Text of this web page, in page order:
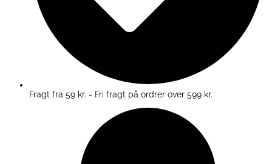
Fragt fra 59 kr. - Fri fragt på ordrer over 599 kr.